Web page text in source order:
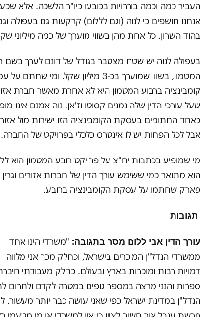
העביר כמה וכמה בוררויות בכובעו כיו"ר הלשכה. אלא
אנחנו חושפים כי לנוה (וגם לללום) קרקעות גם בעפולה
בהוד השרון. כל אחת מהן בשווי מוערך של כמה מיליוני
בעפולה לנוה יש שטח מצטבר בגודל של דונם לערך בשם
המטמון, בשווי שמוערך בכ-3 מיליון שקל. ומי שחתם
קומבינציה ברבוע המטמון היא לא אחרת מאשר חברת
שעל עורכי הדין שלה נמנים קסוטו וז'אן. נוה אמנם אינו
כאחד החתומים בעסקת הקומבינציה הזו ישירות מול
אבל לכל הפחות יש לו אינטרס כלכלי בפרויקט של החברה.
מי שמופיע בכתבות יח"צ על פרויקט רובע המטמון הוא
הוא מתואר כמי ששימש עורך הדין של חברות אזורים וגרין
פארק שחתמו על עסקת הקומבינציה ברובע.
תגובות
עורך הדין אבי ללום מסר בתגובה: "משרדי הינו אחד
ממשרדי הנדל"ן המוכרים בישראל, וכחלק מכך אני מלווה
דמויות רבות ומוכרות בארץ ובעולם. כחלק מעבודתי
ספרות והנני מרצה במספר גופים במטרה לקדם ולתרום
הנדל"ן במדינת ישראל כפי שאני עושה כבר יותר מעשור.